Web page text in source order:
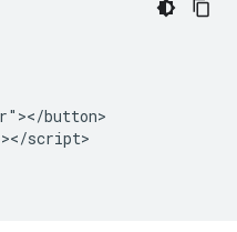
button>
script>